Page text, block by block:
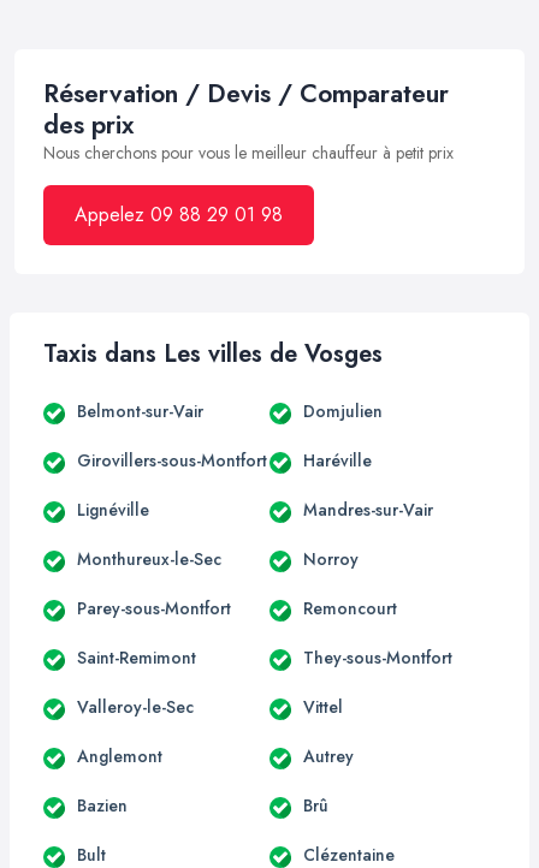
Réservation / Devis / Comparateur
des prix
Nous cherchons pour vous le meilleur chauffeur à petit prix
Appelez 09 88 29 01 98
Taxis dans Les villes de Vosges
Belmont-sur-Vair Domjulien
Girovillers-sous-Montfort Haréville
Lignéville Mandres-sur-Vair
Monthureux-le-Sec Norroy
Parey-sous-Montfort Remoncourt
Saint-Remimont They-sous-Montfort
Valleroy-le-Sec Vittel
Anglemont Autrey
Bazien Brû
Bult Clézentaine